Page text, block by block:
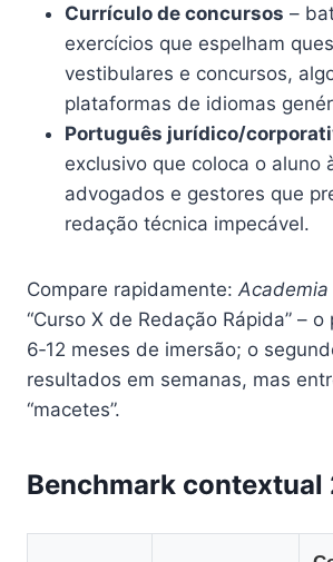
Currículo de concursos –
exercícios que espelham
vestibulares e concursos,
plataformas de idiomas
Português jurídico/
exclusivo que coloca o aluno
advogados e gestores que
redação técnica impecável.
Compare rapidamente:
“Curso X de Redação Rápida” –
6‑12 meses de imersão; o
resultados em semanas, mas
“macetes”.
Benchmark contextual